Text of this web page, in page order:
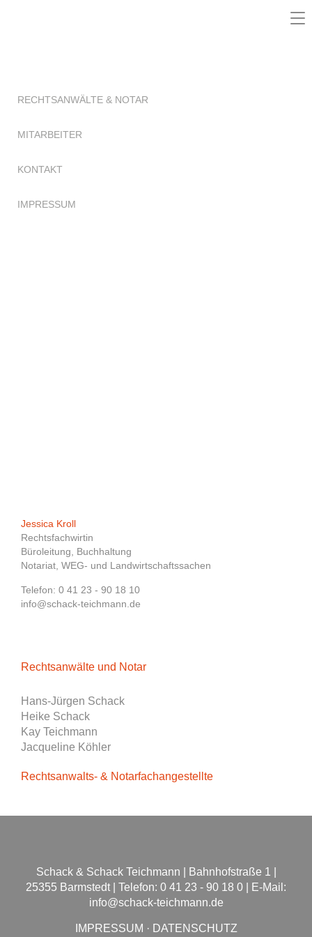
RECHTSANWÄLTE & NOTAR
MITARBEITER
KONTAKT
IMPRESSUM
Jessica Kroll
Rechtsfachwirtin
Büroleitung, Buchhaltung
Notariat, WEG- und Landwirtschaftssachen
Telefon: 0 41 23 - 90 18 10
info@schack-teichmann.de
Rechtsanwälte und Notar
Hans-Jürgen Schack
Heike Schack
Kay Teichmann
Jacqueline Köhler
Rechtsanwalts- & Notarfachangestellte
Schack & Schack Teichmann | Bahnhofstraße 1 |
25355 Barmstedt | Telefon: 0 41 23 - 90 18 0 | E-Mail:
info@schack-teichmann.de
IMPRESSUM · DATENSCHUTZ